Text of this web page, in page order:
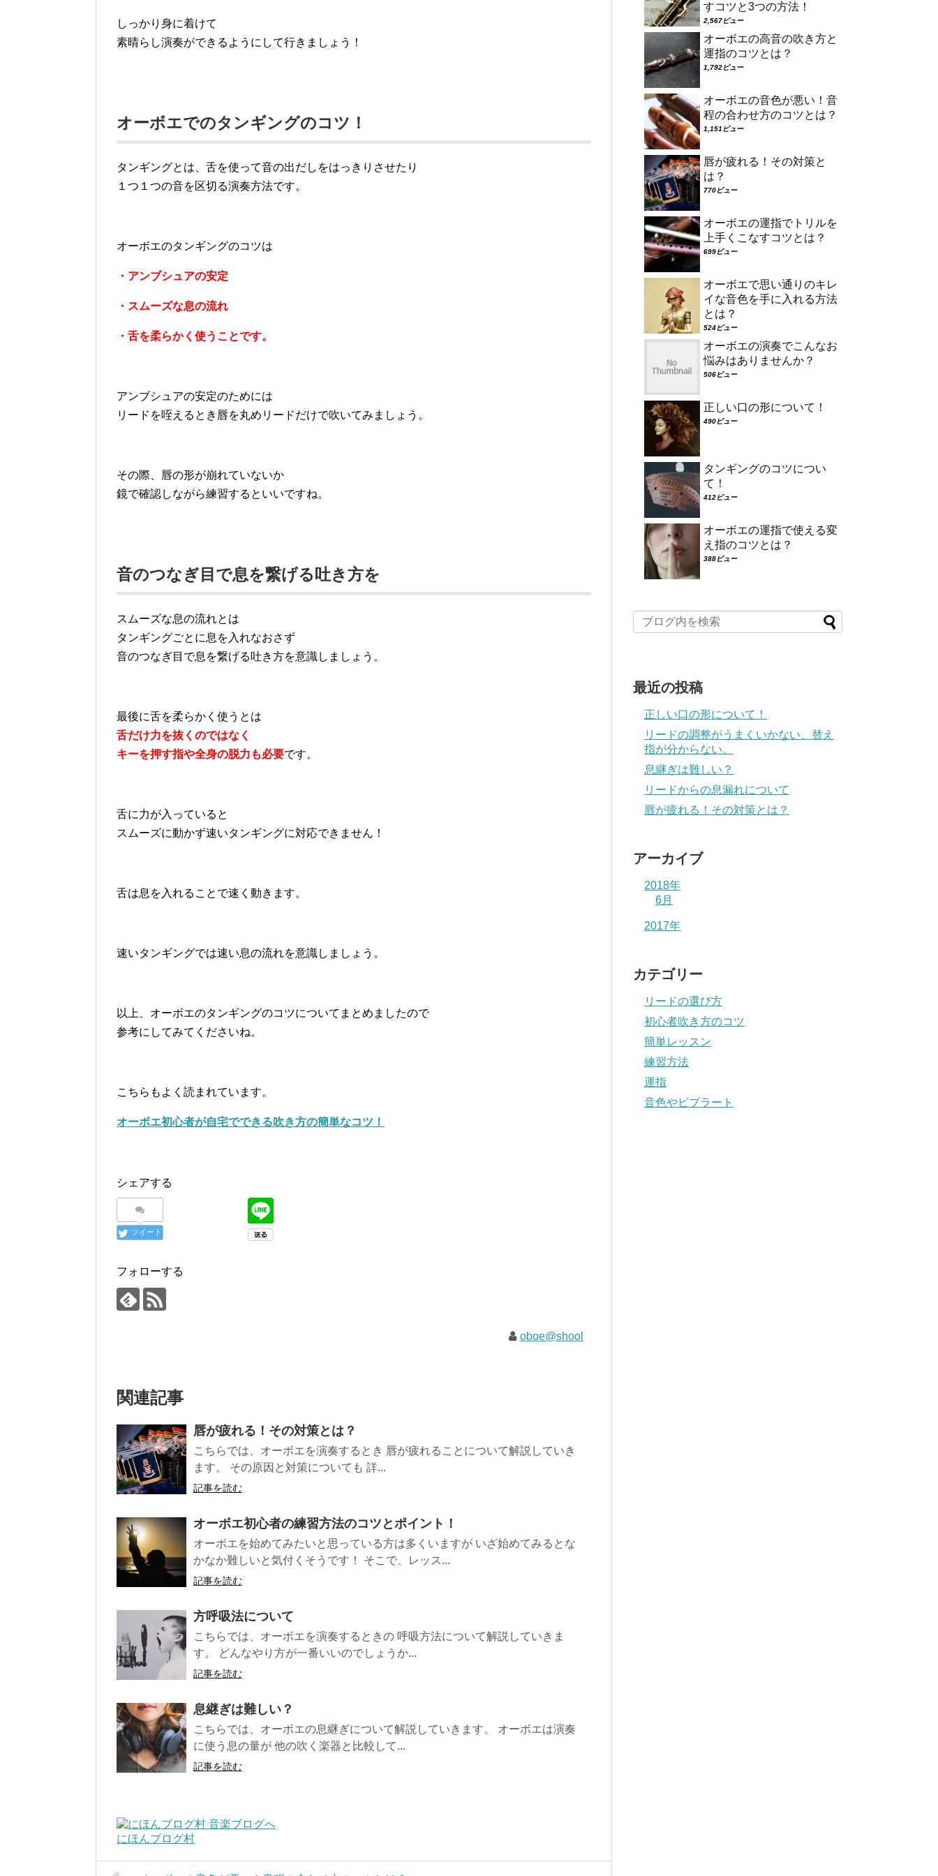
しっかり身に着けて
素晴らし演奏ができるようにして行きましょう！
オーボエでのタンギングのコツ！
タンギングとは、舌を使って音の出だしをはっきりさせたり
１つ１つの音を区切る演奏方法です。
オーボエのタンギングのコツは
・アンブシュアの安定
・スムーズな息の流れ
・舌を柔らかく使うことです。
アンブシュアの安定のためには
リードを咥えるとき唇を丸めリードだけで吹いてみましょう。
その際、唇の形が崩れていないか
鏡で確認しながら練習するといいですね。
音のつなぎ目で息を繋げる吐き方を
スムーズな息の流れとは
タンギングごとに息を入れなおさず
音のつなぎ目で息を繋げる吐き方を意識しましょう。
最後に舌を柔らかく使うとは
舌だけ力を抜くのではなく
キーを押す指や全身の脱力も必要です。
舌に力が入っていると
スムーズに動かず速いタンギングに対応できません！
舌は息を入れることで速く動きます。
速いタンギングでは速い息の流れを意識しましょう。
以上、オーボエのタンギングのコツについてまとめましたので
参考にしてみてくださいね。
こちらもよく読まれています。
オーボエ初心者が自宅でできる吹き方の簡単なコツ！
シェアする
ツイート
フォローする
oboe@shool
関連記事
唇が疲れる！その対策とは？
こちらでは、オーボエを演奏するとき 唇が疲れることについて解説していき
ます。 その原因と対策についても 詳...
記事を読む
オーボエ初心者の練習方法のコツとポイント！
オーボエを始めてみたいと思っている方は多くいますが いざ始めてみるとな
かなか難しいと気付くそうです！ そこで、レッス...
記事を読む
方呼吸法について
こちらでは、オーボエを演奏するときの 呼吸方法について解説していきま
す。 どんなやり方が一番いいのでしょうか...
記事を読む
息継ぎは難しい？
こちらでは、オーボエの息継ぎについて解説していきます。 オーボエは演奏
に使う息の量が 他の吹く楽器と比較して...
記事を読む
にほんブログ村
すコツと3つの方法！
2,567ビュー
オーボエの高音の吹き方と
運指のコツとは？
1,792ビュー
オーボエの音色が悪い！音
程の合わせ方のコツとは？
1,151ビュー
唇が疲れる！その対策と
は？
770ビュー
オーボエの運指でトリルを
上手くこなすコツとは？
699ビュー
オーボエで思い通りのキレ
イな音色を手に入れる方法
とは？
524ビュー
オーボエの演奏でこんなお
悩みはありませんか？
506ビュー
正しい口の形について！
490ビュー
タンギングのコツについ
て！
412ビュー
オーボエの運指で使える変
え指のコツとは？
388ビュー
最近の投稿
正しい口の形について！
リードの調整がうまくいかない、替え
指が分からない。
息継ぎは難しい？
リードからの息漏れについて
唇が疲れる！その対策とは？
アーカイブ
2018年
6月
2017年
カテゴリー
リードの選び方
初心者吹き方のコツ
簡単レッスン
練習方法
運指
音色やビブラート